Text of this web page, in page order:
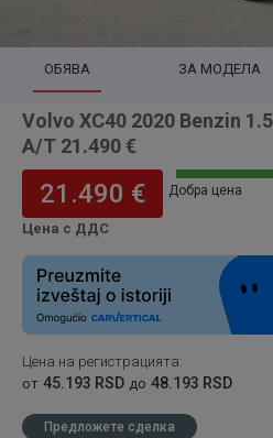
ОБЯВА ЗА МОДЕЛА
Volvo XC40 2020 Benzin
A/T 21.490 €
21.490 €
Цена с ДДС
Добра цена
Цена на регистрацията:
от 45.193 RSD до 48.193 RSD
Предложете сделка